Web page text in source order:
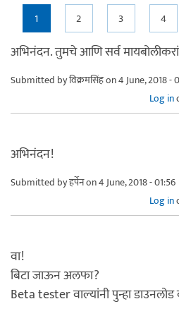
Pages
1 2 3 4
अभिनंदन. तुमचे आणि सर्व
Submitted byविक्रमसिंहon 4 June, 2018 -
Log in
अभिनंदन!
Submitted byहर्पेनon 4 June, 2018 - 01:56
Log in
वा!
बिटा जाऊन अलफा?
Beta tester वाल्यांनी पुन्हा